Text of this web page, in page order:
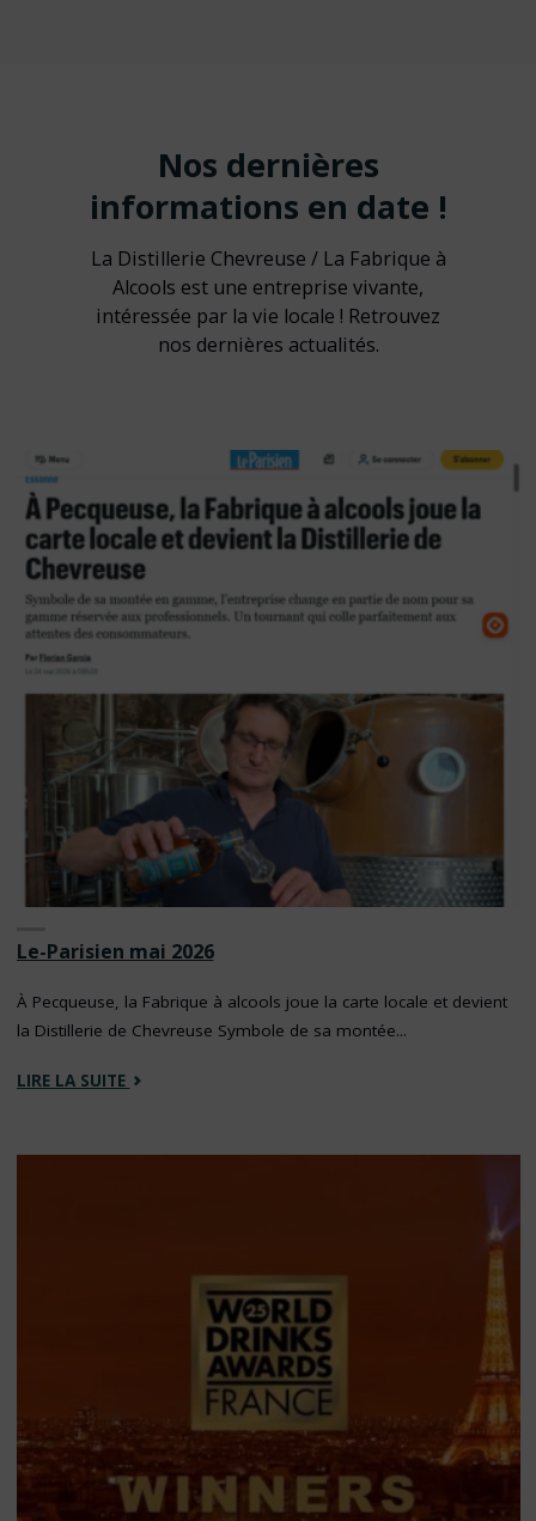
Nos dernières
informations en date !
La Distillerie Chevreuse / La Fabrique à
Alcools est une entreprise vivante,
intéressée par la vie locale ! Retrouvez
nos dernières actualités.
Le-Parisien mai 2026
À Pecqueuse, la Fabrique à alcools joue la carte locale et devient
la Distillerie de Chevreuse Symbole de sa montée...
LIRE LA SUITE "LE-